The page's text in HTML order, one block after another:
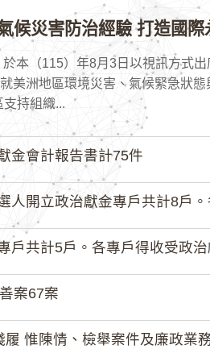
候災害防治經驗 打造國際
本（115）年8月3日以視訊方式出
美洲地區環境災害、氣候緊急狀態
持組織...
金會計報告書計75件
立政治獻金專戶共計8戶。各專
計5戶。各專戶得收受政治獻金
案67案
陳情、檢舉案件及廉政業務仍